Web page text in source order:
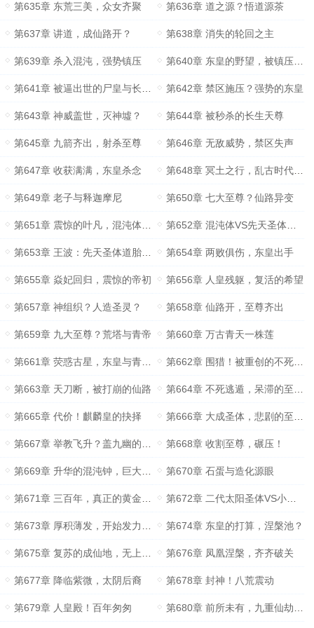
第635章 东荒三美，众女齐聚 第636章 道之源？悟道源茶
第637章 讲道，成仙路开？ 第638章 消失的轮回之主
第639章 杀入混沌，强势镇压 第640章 东皇的野望，被镇压的四大至尊
第641章 被逼出世的尸皇与长生天尊 第642章 禁区施压？强势的东皇
第643章 神威盖世，灭神墟？ 第644章 被秒杀的长生天尊
第645章 九箭齐出，射杀至尊 第646章 无敌威势，禁区失声
第647章 收获满满，东皇杀念 第648章 冥土之行，乱古时代的帝尸
第649章 老子与释迦摩尼 第650章 七大至尊？仙路异变
第651章 震惊的叶凡，混沌体王波？ 第652章 混沌体VS先天圣体道胎
第653章 王波：先天圣体道胎，不差！ 第654章 两败俱伤，东皇出手
第655章 焱妃回归，震惊的帝初 第656章 人皇残躯，复活的希望
第657章 神组织？人造圣灵？ 第658章 仙路开，至尊齐出
第659章 九大至尊？荒塔与青帝 第660章 万古青天一株莲
第661章 荧惑古星，东皇与青帝的一击 第662章 围猎！被重创的不死天皇
第663章 天刀断，被打崩的仙路 第664章 不死逃遁，呆滞的至尊们
第665章 代价！麒麟皇的抉择 第666章 大成圣体，悲剧的至尊们
第667章 举教飞升？盖九幽的阻止 第668章 收割至尊，碾压！
第669章 升华的混沌钟，巨大的收获 第670章 石蛋与造化源眼
第671章 三百年，真正的黄金大世 第672章 二代太阳圣体VS小仙凰
第673章 厚积薄发，开始发力的叶凡 第674章 东皇的打算，涅槃池？
第675章 复苏的成仙地，无上仙液 第676章 凤凰涅槃，齐齐破关
第677章 降临紫微，太阴后裔 第678章 封神！八荒震动
第679章 人皇殿！百年匆匆 第680章 前所未有，九重仙劫齐现